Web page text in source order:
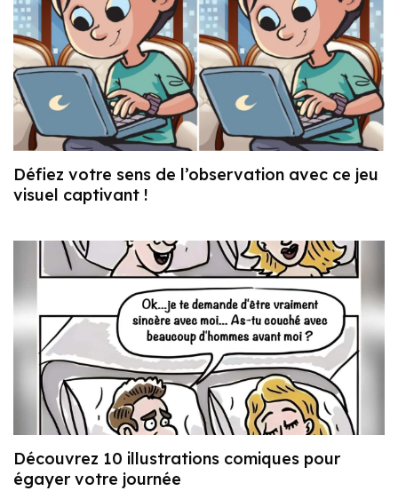
Défiez votre sens de l’observation avec ce jeu
visuel captivant !
Découvrez 10 illustrations comiques pour
égayer votre journée